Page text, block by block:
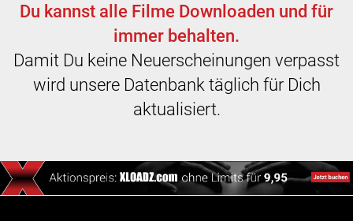
Du kannst alle Filme Downloaden und für
immer behalten.
Damit Du keine Neuerscheinungen verpasst
wird unsere Datenbank täglich für Dich
aktualisiert.